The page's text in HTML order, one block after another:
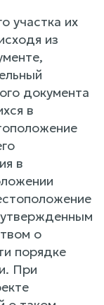
участка их
из
документа
в
в
о
порядке
При